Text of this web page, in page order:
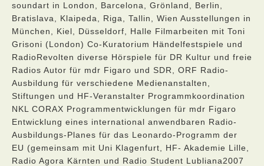
soundart in London, Barcelona, Grönland, Berlin,
Bratislava, Klaipeda, Riga, Tallin, Wien Ausstellungen in
München, Kiel, Düsseldorf, Halle Filmarbeiten mit Toni
Grisoni (London) Co-Kuratorium Händelfestspiele und
RadioRevolten diverse Hörspiele für DR Kultur und freie
Radios Autor für mdr Figaro und SDR, ORF Radio-
Ausbildung für verschiedene Medienanstalten,
Stiftungen und HF-Veranstalter Programmkoordination
NKL CORAX Programmentwicklungen für mdr Figaro
Entwicklung eines international anwendbaren Radio-
Ausbildungs-Planes für das Leonardo-Programm der
EU (gemeinsam mit Uni Klagenfurt, HF- Akademie Lille,
Radio Agora Kärnten und Radio Student Lubliana2007